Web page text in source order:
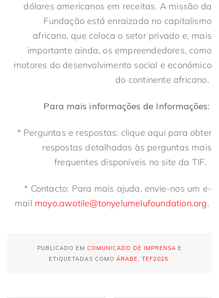
dólares americanos em receitas. A missão da
Fundação está enraizada no capitalismo
africano, que coloca o setor privado e, mais
importante ainda, os empreendedores, como
motores do desenvolvimento social e económico
do continente africano.
Para mais informações de Informações:
* Perguntas e respostas: clique aqui para obter
respostas detalhadas às perguntas mais
frequentes disponíveis no site da TIF.
* Contacto: Para mais ajuda, envie-nos um e-
mail moyo.awotile@tonyelumelufoundation.org.
PUBLICADO EM COMUNICADO DE IMPRENSA E
ETIQUETADAS COMO ÁRABE , TEF2025 .